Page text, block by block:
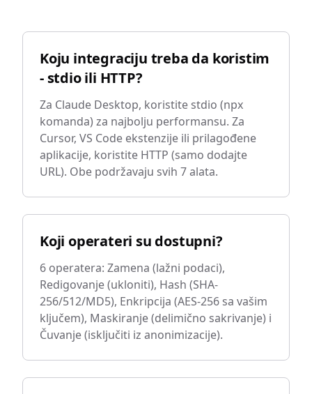
Koju integraciju treba da koristim
- stdio ili HTTP?
Za Claude Desktop, koristite stdio (npx
komanda) za najbolju performansu. Za
Cursor, VS Code ekstenzije ili prilagođene
aplikacije, koristite HTTP (samo dodajte
URL). Obe podržavaju svih 7 alata.
Koji operateri su dostupni?
6 operatera: Zamena (lažni podaci),
Redigovanje (ukloniti), Hash (SHA-
256/512/MD5), Enkripcija (AES-256 sa vašim
ključem), Maskiranje (delimično sakrivanje) i
Čuvanje (isključiti iz anonimizacije).